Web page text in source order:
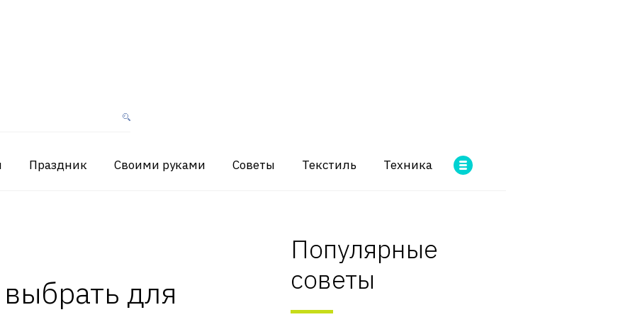
Праздник Своими руками Советы Текстиль Техника
для
Популярные
советы